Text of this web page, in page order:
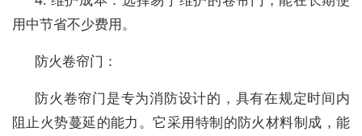
用中节省不少费用。
防火卷帘门：
防火卷帘门是专为消防设计的，具有在规定时间内
阻止火势蔓延的能力。它采用特制的防火材料制成，能